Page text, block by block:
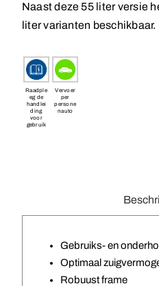
Naast deze 55 liter versie
liter varianten beschikbaar.
Raadple
eg de
handlei
ding
voor
gebruik
Vervoer
per
persone
nauto
Gebruiks- en
Optimaal
Robuust frame